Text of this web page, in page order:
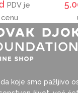
PDV je
koje smo pažljivo